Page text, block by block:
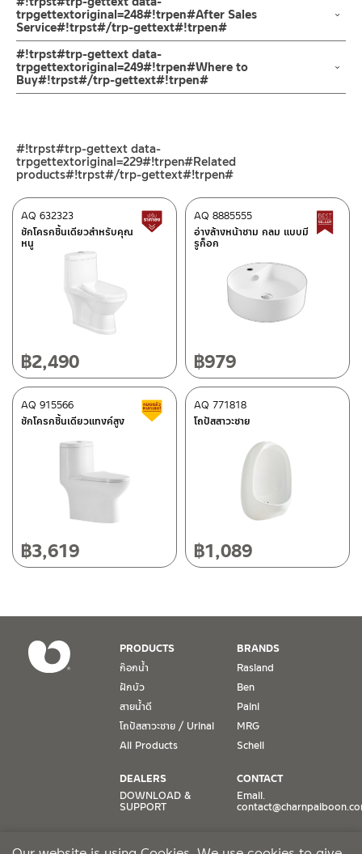
trpgettextoriginal=248#!trpen#After Sales
Service#!trpst#/trp-gettext#!trpen#
ช่องทางออนไลน์
– Email: contact@charnpaiboon.com
– LINE: @Rasland
ศูนย์บริการและอะไหล่ กรุงเทพฯ
662/61-62 ถนน พระราม3 แขวงบางโพงพาง เขตยานนาวา กรุงเทพฯ
โทร: 02-358-0080 / 080-075-8668 / 091-545-0556
ศูนย์บริการและอะไหล่
118/33 โครงการอรสิริน ม.8 ต.สันปูเลย อ.ดอยสะเก็ด เชียงใหม่
50220
โทร: 080-075-2626
วันและเวลาทำการ
วันจันทร์ – วันศุกร์ เวลา 8:30-17:30 น.
วันเสาร์ เวลา 8:30-15:00 น.
หยุดวันอาทิตย์ และวันหยุดนักขัตฤกษ์
เงื่อนไขการรับประกันสินค้าได้ หากไม่มีเอกสารดังกล่าว
2. การรับประกันสินค้า จะรับประกันฉพาะสินค้าที่อยู่ในสภาพการใช้งาน
ปกติ หากมีตำหนิ ชำรุด ร้าว ตกพื้น หรือสภาพภายนอกอยู่ในสภาพที่ใช้
งานไม่ได้ ทางบริษัทฯ ถือว่าไม่อยู่ในเงื่อนไขการรับประกัน
3. การรับประกันสินค้า จะรับประกันเฉพาะชิ้นส่วนที่แจ้ง เช่น ก๊อกน้ำ จะ
เปลี่ยนเฉพาะชิ้นส่วนที่รับประกันนั้นๆ
4. ในกรณีที่ทางบริษัทฯ ต้องชดเชยสินค้าชิ้นใหม่ให้ลูกค้า ทางบริษัทฯ จะ
หายให้กับลูกค้า หากมีวัสดุอุปกรณ์ที่เกี่ยวเนื่องกับสินค้าของบริษัทฯ ที่มี
#!trpst#trp-gettext data-
trpgettextoriginal=249#!trpen#Where to
Buy#!trpst#/trp-gettext#!trpen#
– Shopee
–Lazada
ติดต่อพนักงานขาย / Contact Sales Staff
โทร: 02-285-5795
LINE:@charnpaiboon.sales
ติดต่อ ชาญไพบูลย์ / Contact Us คลิกที่นี่
#!trpst#trp-gettext data-
trpgettextoriginal=229#!trpen#Related
products#!trpst#/trp-gettext#!trpen#
ชักโครกชิ้นเดียวสำหรับคุณ
หนู
AQ 632323 สินค้าปรับราคาลดลง
฿2,490
อ่างล้างหน้าชาม กลม แบบมี
รูก็อก
AQ 8885555
฿979
ชักโครกชิ้นเดียวแทงค์สูง
AQ 915566 สินค้าลดราคา เคลียร์สต็อก
฿3,619
โถปัสสาวะชาย
AQ 771818
฿1,089
PRODUCTS
ก๊อกน้ำ
ฝักบัว
สายน้ำดี
โถปัสสาวะชาย / Urinal
All Products
BRANDS
Rasland
Ben
Paini
MRG
Schell
DEALERS
DOWNLOAD &
SUPPORT
CONTACT
Email.